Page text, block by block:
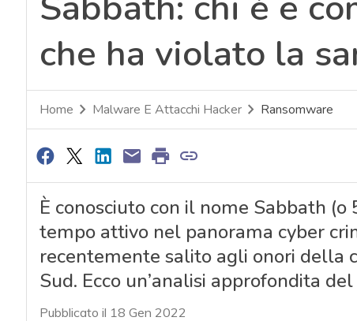
che ha violato la
Home Malware E Attacchi Hacker Ransomware
È conosciuto con il nome Sabbath
tempo attivo nel panorama cyber
recentemente salito agli onori della
Sud. Ecco un’analisi approfondita
Pubblicato il 18 Gen 2022